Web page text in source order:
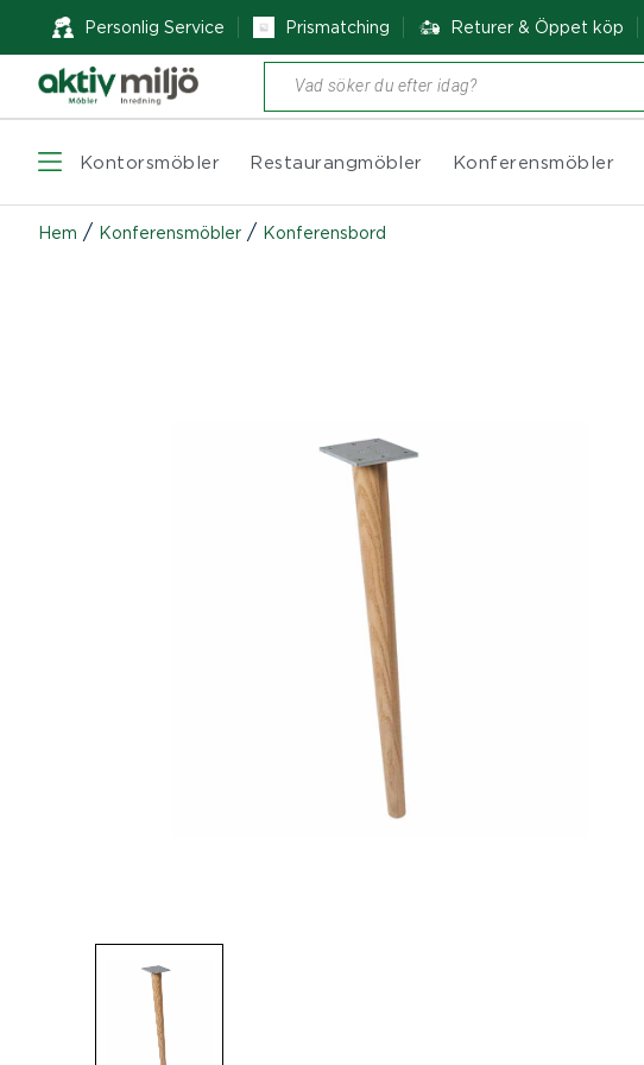
Personlig Service Prismatching Returer & Öppet köp
Produktsökning
Kontorsmöbler Restaurangmöbler Konferensmöbler
Hem / Konferensmöbler / Konferensbord